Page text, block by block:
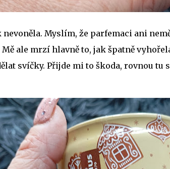
Myslím, že parfemaci ani
Mě ale mrzí hlavně to, jak špatně
svíčky. Přijde mi to škoda, rovnou